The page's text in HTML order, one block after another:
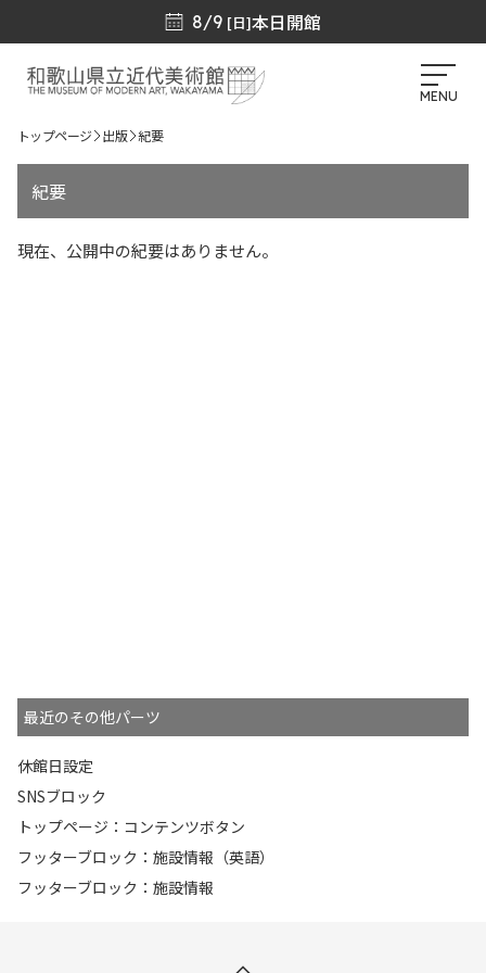
8/9 [日]本日開館
MENU
トップページ 出版 紀要
紀要
現在、公開中の紀要はありません。
最近のその他パーツ
休館日設定
SNSブロック
トップページ：コンテンツボタン
フッターブロック：施設情報（英語）
フッターブロック：施設情報